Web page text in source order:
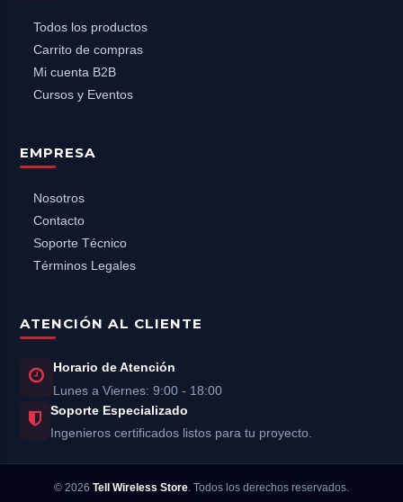
Todos los productos
Carrito de compras
Mi cuenta B2B
Cursos y Eventos
EMPRESA
Nosotros
Contacto
Soporte Técnico
Términos Legales
ATENCIÓN AL CLIENTE
Horario de Atención
Lunes a Viernes: 9:00 - 18:00
Soporte Especializado
Ingenieros certificados listos para tu proyecto.
© 2026 Tell Wireless Store. Todos los derechos reservados.